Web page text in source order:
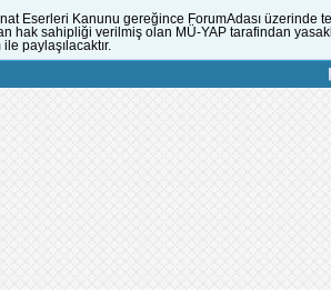
Eserleri Kanunu gereğince ForumAdası üzerinde
hak sahipliği verilmiş olan MÜ-YAP tarafindan
paylaşılacaktır.